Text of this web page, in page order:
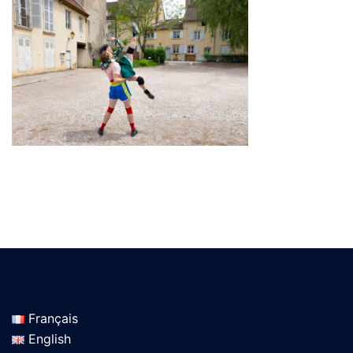
Français
English